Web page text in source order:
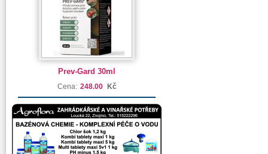
Prev-Gard 30ml
Cena: 248.00 Kč